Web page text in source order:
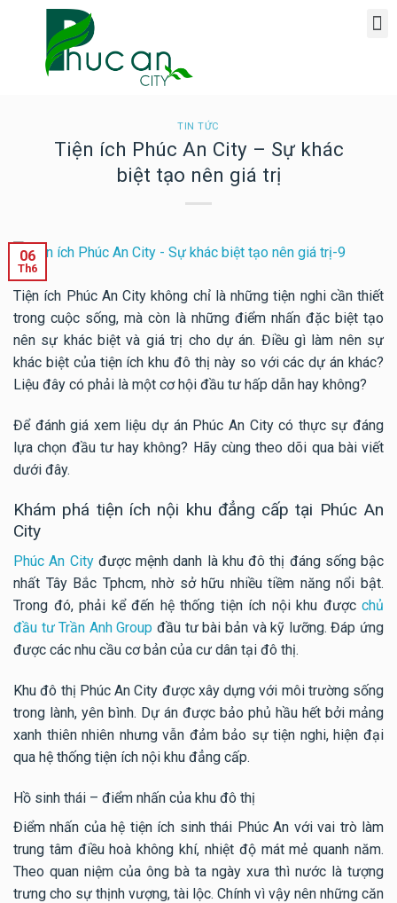
TIN TỨC
Tiện ích Phúc An City – Sự khác
biệt tạo nên giá trị
06
Th6
Tiện ích Phúc An City không chỉ là những tiện nghi cần thiết
trong cuộc sống, mà còn là những điểm nhấn đặc biệt tạo
nên sự khác biệt và giá trị cho dự án. Điều gì làm nên sự
khác biệt của tiện ích khu đô thị này so với các dự án khác?
Liệu đây có phải là một cơ hội đầu tư hấp dẫn hay không?
Để đánh giá xem liệu dự án Phúc An City có thực sự đáng
lựa chọn đầu tư hay không? Hãy cùng theo dõi qua bài viết
dưới đây.
Khám phá tiện ích nội khu đẳng cấp tại Phúc An
City
Phúc An Cityđược mệnh danh là khu đô thị đáng sống bậc
nhất Tây Bắc Tphcm, nhờ sở hữu nhiều tiềm năng nổi bật.
Trong đó, phải kể đến hệ thống tiện ích nội khu được chủ
đầu tư Trần Anh Group đầu tư bài bản và kỹ lưỡng. Đáp ứng
được các nhu cầu cơ bản của cư dân tại đô thị.
Khu đô thị Phúc An City được xây dựng với môi trường sống
trong lành, yên bình. Dự án được bảo phủ hầu hết bởi mảng
xanh thiên nhiên nhưng vẫn đảm bảo sự tiện nghi, hiện đại
qua hệ thống tiện ích nội khu đẳng cấp.
Hồ sinh thái – điểm nhấn của khu đô thị
Điểm nhấn của hệ tiện ích sinh thái Phúc An với vai trò làm
trung tâm điều hoà không khí, nhiệt độ mát mẻ quanh năm.
Theo quan niệm của ông bà ta ngày xưa thì nước là tượng
trưng cho sự thịnh vượng, tài lộc. Chính vì vậy nên những căn